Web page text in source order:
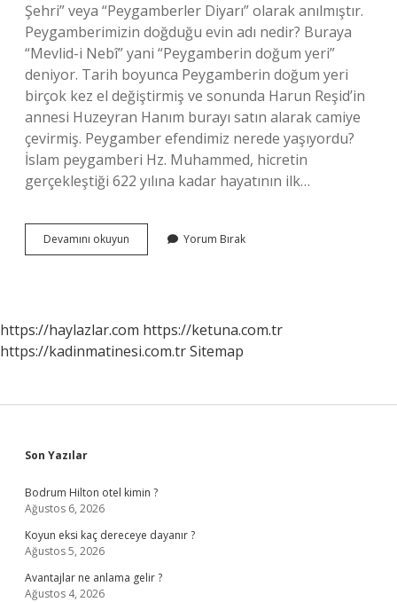
Şehri” veya “Peygamberler Diyarı” olarak anılmıştır.
Peygamberimizin doğduğu evin adı nedir? Buraya
“Mevlid-i Nebî” yani “Peygamberin doğum yeri”
deniyor. Tarih boyunca Peygamberin doğum yeri
birçok kez el değiştirmiş ve sonunda Harun Reşid’in
annesi Huzeyran Hanım burayı satın alarak camiye
çevirmiş. Peygamber efendimiz nerede yaşıyordu?
İslam peygamberi Hz. Muhammed, hicretin
gerçekleştiği 622 yılına kadar hayatının ilk…
Devamını okuyun Peygamber
Efendimiz
Yorum Bırak
https://haylazlar.com https://ketuna.com.tr
https://kadinmatinesi.com.trSitemap
Sidebar
Son Yazılar
Bodrum Hilton otel kimin ?
Ağustos 6, 2026
Koyun eksi kaç dereceye dayanır ?
Ağustos 5, 2026
Avantajlar ne anlama gelir ?
Ağustos 4, 2026